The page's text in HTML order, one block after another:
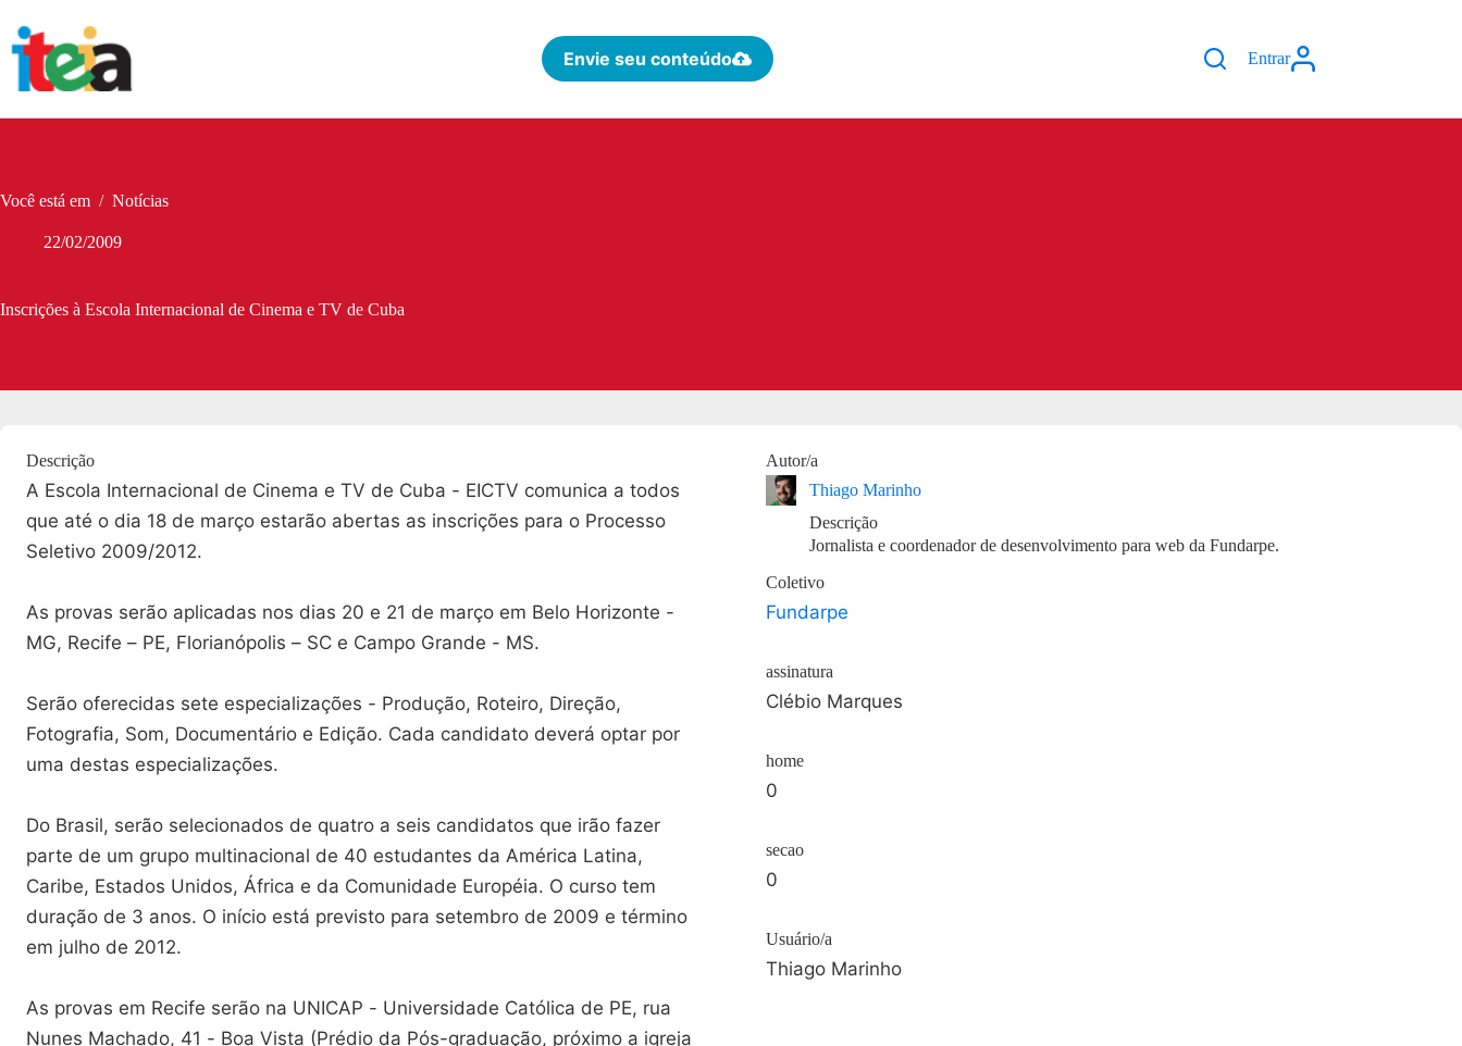
para
conteúdo
Envie seu conteúdo Entrar
Você está em / Notícias
22/02/2009
Inscrições à Escola Internacional de Cinema e TV de Cuba
Descrição
A Escola Internacional de Cinema e TV de Cuba - EICTV comunica a todos
que até o dia 18 de março estarão abertas as inscrições para o Processo
Seletivo 2009/2012.
As provas serão aplicadas nos dias 20 e 21 de março em Belo Horizonte -
MG, Recife – PE, Florianópolis – SC e Campo Grande - MS.
Serão oferecidas sete especializações - Produção, Roteiro, Direção,
Fotografia, Som, Documentário e Edição. Cada candidato deverá optar por
uma destas especializações.
Do Brasil, serão selecionados de quatro a seis candidatos que irão fazer
parte de um grupo multinacional de 40 estudantes da América Latina,
Caribe, Estados Unidos, África e da Comunidade Européia. O curso tem
duração de 3 anos. O início está previsto para setembro de 2009 e término
em julho de 2012.
As provas em Recife serão na UNICAP - Universidade Católica de PE, rua
Nunes Machado, 41 - Boa Vista (Prédio da Pós-graduação, próximo a igreja
Autor/a
Thiago Marinho
Descrição
Jornalista e coordenador de desenvolvimento para web da Fundarpe.
Coletivo
Fundarpe
assinatura
Clébio Marques
home
0
secao
0
Usuário/a
Thiago Marinho